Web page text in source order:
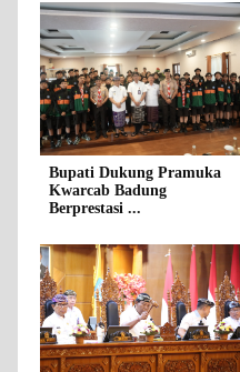
Bupati Dukung Pramuka
Kwarcab Badung
Berprestasi ...